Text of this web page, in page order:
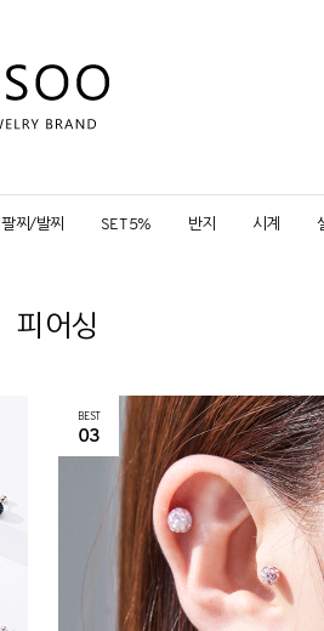
팔찌/발찌 SET 5% 반지 시계
피어싱
BEST
03